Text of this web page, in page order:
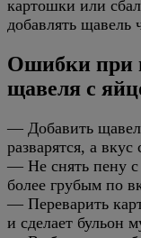
картошки или
добавлять щавель
Ошибки при
щавеля с
— Добавить
разварятся, а
— Не снять пену
более грубым по
— Переварить
и сделает бульон